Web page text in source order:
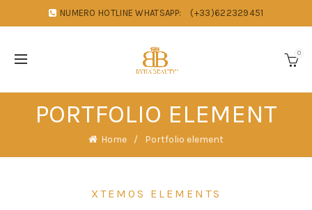
NUMERO HOTLINE WHATSAPP: (+33)622329451
0
PORTFOLIO ELEMENT
Home Portfolio element
XTEMOS ELEMENTS